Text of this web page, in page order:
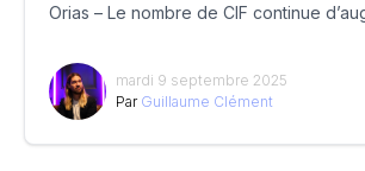
Orias – Le nombre de CIF continue
mardi 9 septembre 2025
Par Guillaume Clément